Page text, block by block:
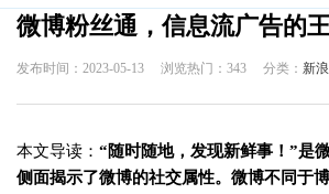
微博粉丝通，信息流广告的王
发布时间：2023-05-13 浏览热门：343 分类： 新
本文导读： “随时随地，发现新鲜事！”是
侧面揭示了微博的社交属性。微博不同于